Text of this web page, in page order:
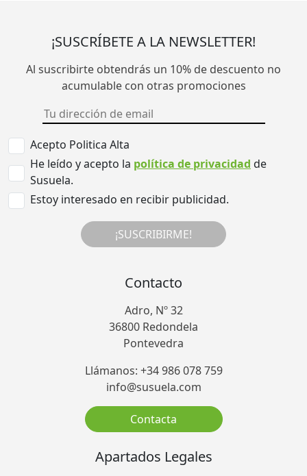
¡SUSCRÍBETE A LA NEWSLETTER!
Al suscribirte obtendrás un 10% de descuento no
acumulable con otras promociones
Acepto Politica Alta
He leído y acepto la política de privacidad de
Susuela.
Estoy interesado en recibir publicidad.
¡SUSCRIBIRME!
Contacto
Adro, Nº 32
36800 Redondela
Pontevedra
Llámanos: +34 986 078 759
info@susuela.com
Contacta
Apartados Legales